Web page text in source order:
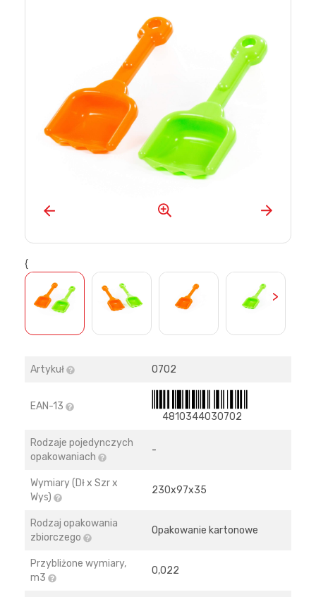
{
>
Artykuł 0702
EAN-13
4810344030702
Rodzaje pojedynczych
opakowaniach
-
Wymiary (Dł x Szr x
Wys)
230х97х35
Rodzaj opakowania
zbiorczego
Opakowanie kartonowe
Przybliżone wymiary,
m3
0,022